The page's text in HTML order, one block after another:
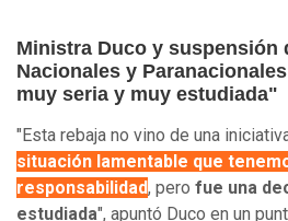
Ministra Duco y suspensión
Nacionales y
muy seria y muy estudiada"
"Esta rebaja no vino de una
situación lamentable que
responsabilidad, pero fue una
estudiada", apuntó Duco en un